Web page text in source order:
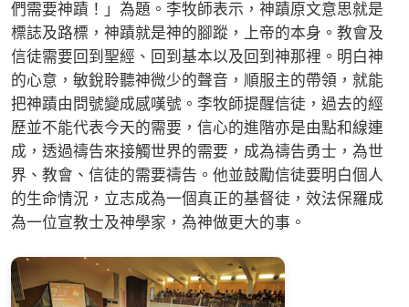
們需要神蹟！」為題。李牧師表示，神蹟原文意思就是
標誌及路標，神蹟就是神的腳蹤，上帝的本身。教會及
信徒需要回到聖經、回到基本以及回到神那裡。明白神
的心意，敏銳聆聽神微少的聲音，順服主的帶領，就能
把神蹟由問號變成感嘆號。李牧師提醒信徒，過去的經
歷並不能代表今天的需要，信心的進階亦是由點和線連
成，透過禱告來接觸世界的需要，成為禱告勇士，為世
界、教會、信徒的需要禱告。他並鼓勵信徒要明白個人
的生命情況，立志成為一個真正的基督徒，效法保羅成
為一位宣教士及神學家，為神做更大的事。